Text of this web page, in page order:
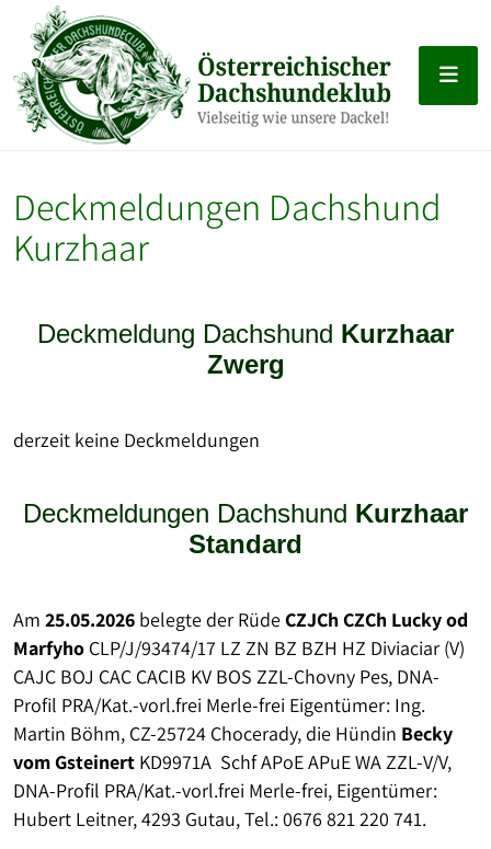
Deckmeldungen Dachshund
Kurzhaar
Deckmeldung Dachshund Kurzhaar
Zwerg
derzeit keine Deckmeldungen
Deckmeldungen Dachshund Kurzhaar
Standard
Am 25.05.2026 belegte der RüdeCZJCh CZCh Lucky od
Marfyho CLP/J/93474/17 LZ ZN BZ BZH HZ Diviaciar (V)
CAJC BOJ CAC CACIB KV BOS ZZL-Chovny Pes, DNA-
Profil PRA/Kat.-vorl.frei Merle-frei Eigentümer: Ing.
Martin Böhm, CZ-25724 Chocerady, die Hündin Becky
vom Gsteinert KD9971A Schf APoE APuE WA ZZL-V/V,
DNA-Profil PRA/Kat.-vorl.frei Merle-frei, Eigentümer:
Hubert Leitner, 4293 Gutau, Tel.: 0676 821 220 741.